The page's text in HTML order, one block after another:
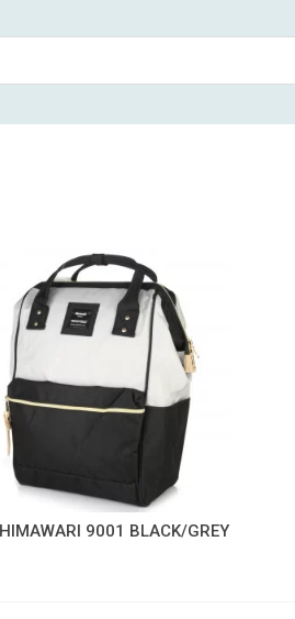
9001 BLACK/GREY